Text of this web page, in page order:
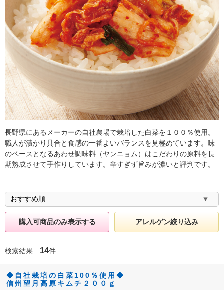
長野県にあるメーカーの自社農場で栽培した白菜を１００％使用。
職人が漬かり具合と食感の一番よいバランスを見極めています。味
のベースとなるあわせ調味料（ヤンニョム）はこだわりの原料を長
期熟成させて手作りしています。辛すぎず旨みが濃いと評判です。
購入可商品のみ表示する アレルゲン絞り込み
検索結果 14件
◆自社栽培の白菜100％使用◆
信州望月高原キムチ２００ｇ